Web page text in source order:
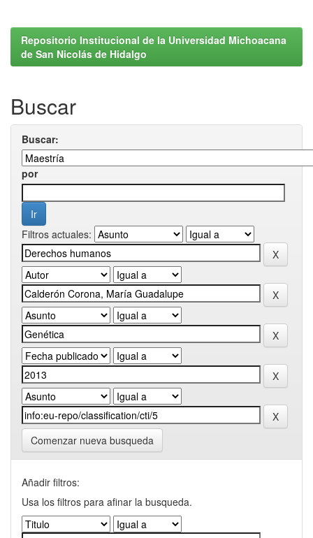
Repositorio Institucional de la Universidad Michoacana
de San Nicolás de Hidalgo
Buscar
Buscar:
por
Filtros actuales:
Comenzar nueva busqueda
Añadir filtros:
Usa los filtros para afinar la busqueda.